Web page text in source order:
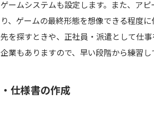
ゲームシステムも設定します。また、ア
り、ゲームの最終形態を想像できる程度
先を探すときや、正社員・派遣として仕
企業もありますので、早い段階から練習
・仕様書の作成